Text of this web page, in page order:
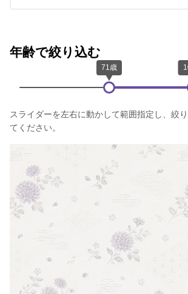
年齢で絞り込む
スライダーを左右に動かして範囲指定し、絞
てください。